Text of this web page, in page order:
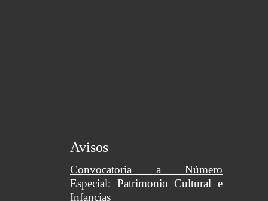
Avisos
Convocatoria a Número
Especial: Patrimonio Cultural e
Infancias